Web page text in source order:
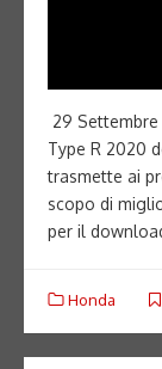
29
Type R 2020
trasmette ai
scopo di
per il
Honda